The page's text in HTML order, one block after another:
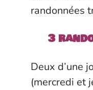
randonnées
3
Deux d’une
(mercredi et